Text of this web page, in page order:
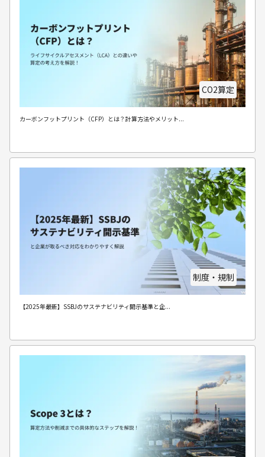
CO2算定
カーボンフットプリント（CFP）とは？計算方法やメリット...
制度・規制
【2025年最新】SSBJのサステナビリティ開示基準と企...